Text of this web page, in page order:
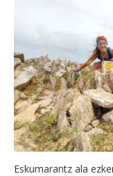
Eskumarantz ala